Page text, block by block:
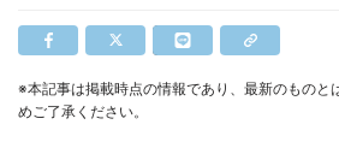
※本記事は掲載時点の情報であり、最新のものと
めご了承ください。